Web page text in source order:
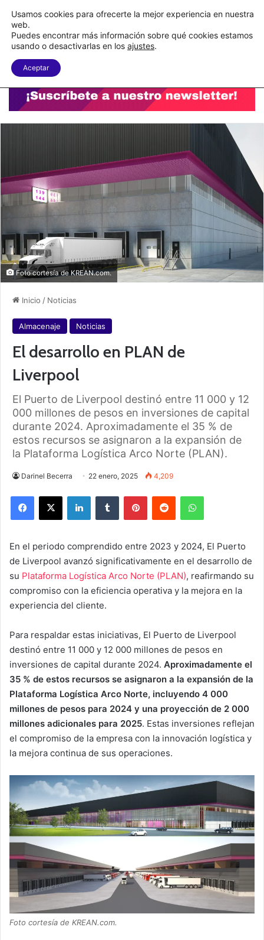
C&A México completa la implementación de su WMS en la nube
Menu
Foto cortesía de KREAN.com.
Inicio / Noticias
Almacenaje Noticias
El desarrollo en PLAN de
Liverpool
El Puerto de Liverpool destinó entre 11 000 y 12
000 millones de pesos en inversiones de capital
durante 2024. Aproximadamente el 35 % de
estos recursos se asignaron a la expansión de
la Plataforma Logística Arco Norte (PLAN).
Darinel Becerra 22 enero, 2025 4,209
En el periodo comprendido entre 2023 y 2024, El Puerto
de Liverpool avanzó significativamente en el desarrollo de
su Plataforma Logística Arco Norte (PLAN), reafirmando su
compromiso con la eficiencia operativa y la mejora en la
experiencia del cliente.
Para respaldar estas iniciativas, El Puerto de Liverpool
destinó entre 11 000 y 12 000 millones de pesos en
inversiones de capital durante 2024. Aproximadamente el
35 % de estos recursos se asignaron a la expansión de la
Plataforma Logística Arco Norte, incluyendo 4 000
millones de pesos para 2024 y una proyección de 2 000
millones adicionales para 2025. Estas inversiones reflejan
el compromiso de la empresa con la innovación logística y
la mejora continua de sus operaciones.
Foto cortesía de KREAN.com.
Usamos cookies para ofrecerte la mejor experiencia en nuestra
web.
Puedes encontrar más información sobre qué cookies estamos
usando o desactivarlas en los ajustes.
Aceptar